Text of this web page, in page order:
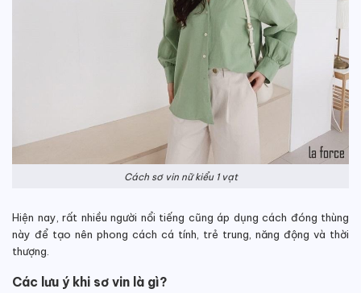
Cách sơ vin nữ kiểu 1 vạt
Hiện nay, rất nhiều người nổi tiếng cũng áp dụng cách đóng thùng
này để tạo nên phong cách cá tính, trẻ trung, năng động và thời
thượng.
Các lưu ý khi sơ vin là gì?